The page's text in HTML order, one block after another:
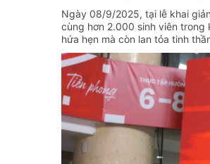
Ngày 08/9/2025, tại lễ khai
cùng hơn 2.000 sinh viên trong
hứa hẹn mà còn lan tỏa tinh